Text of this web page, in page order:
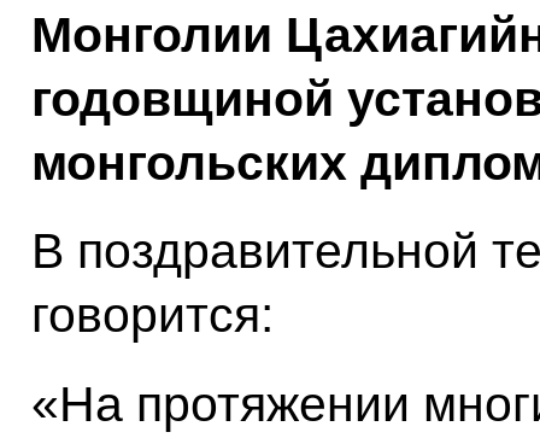
Монголии
годовщиной
монгольских
В поздравительной
говорится:
«На протяжении